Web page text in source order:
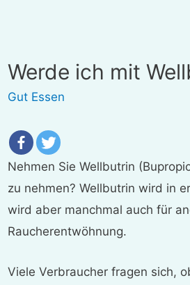
Werde ich mit
Gut Essen
Nehmen Sie Wellbutrin
zu nehmen? Wellbutrin wird in
wird aber manchmal auch für
Raucherentwöhnung.
Viele Verbraucher fragen sich,